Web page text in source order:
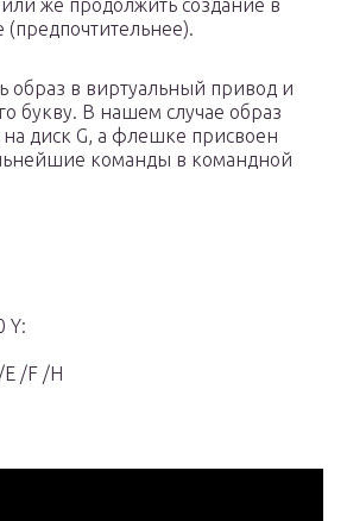
или же продолжить создание в
образ в виртуальный привод и
букву. В нашем случае образ
диск G, а флешке присвоен
команды в командной
Y:
E /F /H